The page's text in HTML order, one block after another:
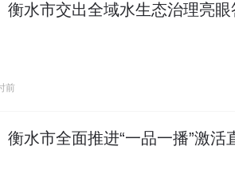
衡水市交出全域水生态治理亮眼
前
衡水市全面推进“一品一播”激活